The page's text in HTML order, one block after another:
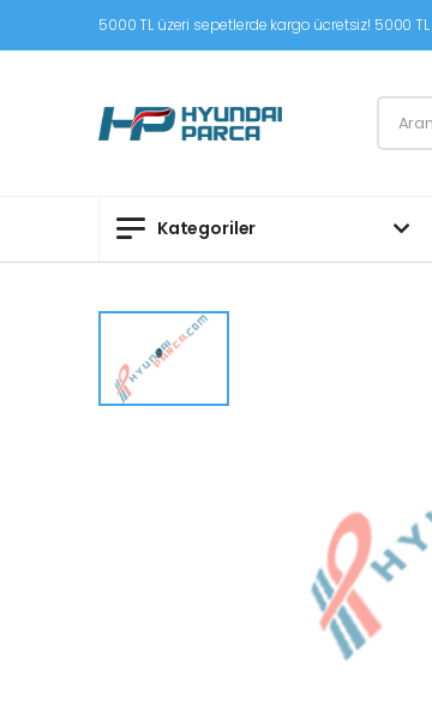
5000 TL üzeri sepetlerde kargo ücretsiz! 5000
Kategoriler